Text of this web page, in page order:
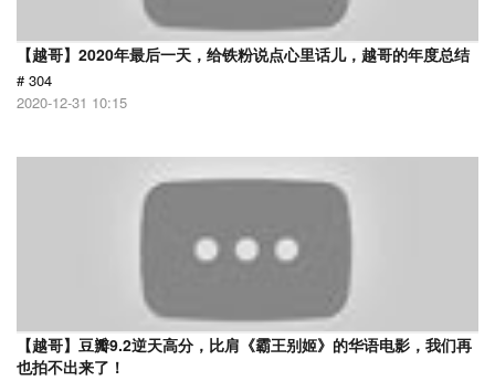
【越哥】2020年最后一天，给铁粉说点心里话儿，越哥的年度总结
# 304
2020-12-31 10:15
【越哥】豆瓣9.2逆天高分，比肩《霸王别姬》的华语电影，我们再
也拍不出来了！